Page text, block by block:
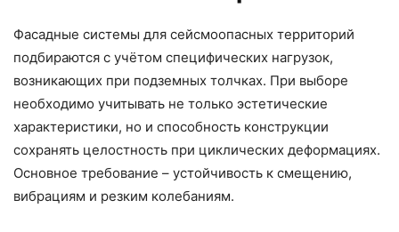
Фасадные системы для сейсмоопасных территорий
подбираются с учётом специфических нагрузок,
возникающих при подземных толчках. При выборе
необходимо учитывать не только эстетические
характеристики, но и способность конструкции
сохранять целостность при циклических деформациях.
Основное требование – устойчивость к смещению,
вибрациям и резким колебаниям.